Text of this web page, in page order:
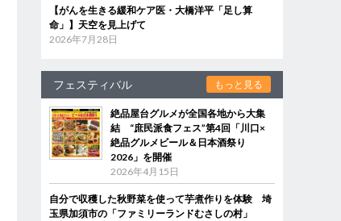
【がんを生きる緩和ケア医・大橋洋平「足し算
命」】天空を見上げて
2026年7月28日
フェスティバル もっと見る
絶品屋台グルメが全国各地から大集
結 “庶民派食フェス”第4回「川口×
絶品グルメビール＆日本酒祭り
2026」を開催
2026年4月15日
自分で収穫した秋野菜を使って芋煮作りを体験 埼
玉県加須市の「ファミリーランドむさしの村」